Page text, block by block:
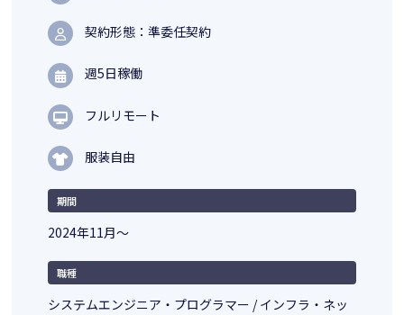
契約形態：準委任契約
週5日稼働
フルリモート
服装自由
期間
2024年11月～
職種
システムエンジニア・プログラマー / インフラ・ネッ